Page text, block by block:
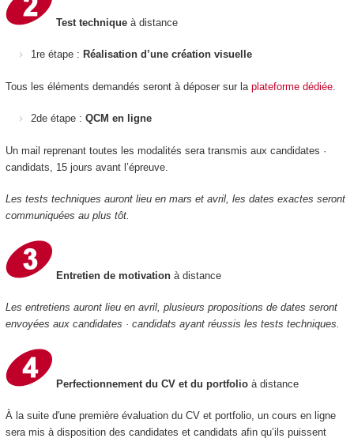
Test techniqueà distance
1re étape : Réalisation d’une création visuelle
Tous les éléments demandés seront à déposer sur la plateforme dédiée.
2de étape : QCM en ligne
Un mail reprenant toutes les modalités sera transmis aux candidates ·
candidats, 15 jours avant l’épreuve.
Les tests techniques auront lieu en mars et avril, les dates exactes seront
communiquées au plus tôt.
Entretien de motivation à distance
Les entretiens auront lieu en avril, plusieurs propositions de dates seront
envoyées aux candidates · candidats ayant réussis les tests techniques.
Perfectionnement du CV et du portfolio à distance
À la suite d'une première évaluation du CV et portfolio, un cours en ligne
sera mis à disposition des candidates et candidats afin qu’ils puissent